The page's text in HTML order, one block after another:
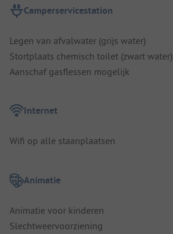
Camperservicestation
Legen van afvalwater (grijs water)
Stortplaats chemisch toilet (zwart water)
Aanschaf gasflessen mogelijk
Internet
Wifi op alle staanplaatsen
Animatie
Animatie voor kinderen
Slechtweervoorziening